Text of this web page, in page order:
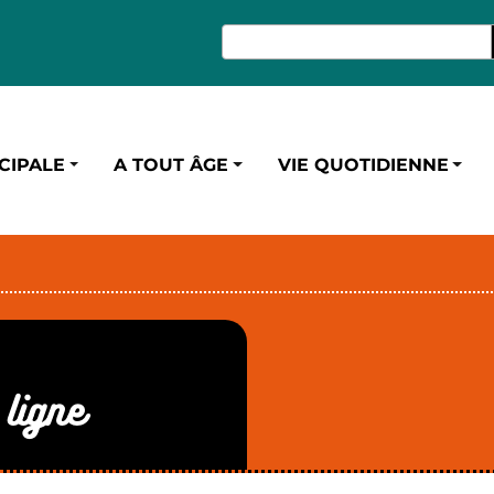
A TOUT ÂGE VIE QUOTIDIENNE